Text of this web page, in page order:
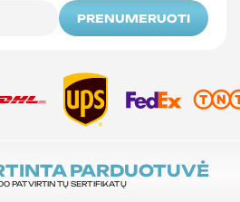
PRENUMERUOTI
PARDUOTUVĖ
PATVIRTINTŲ SERTIFIKATŲ